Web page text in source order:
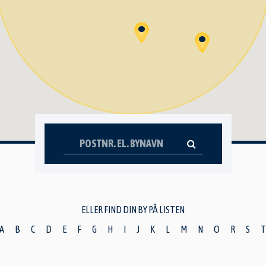
ELLER FIND DIN BY PÅ LISTEN
A B C D E F G H I J K L M N O R S T